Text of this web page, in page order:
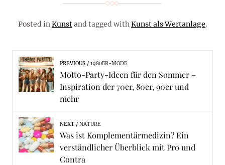
Posted inKunstand tagged withKunst als Wertanlage.
PREVIOUS 1980ER-MODE
Motto-Party-Ideen für den Sommer –
Inspiration der 70er, 80er, 90er und
mehr
NEXT NATURE
Was ist Komplementärmedizin? Ein
verständlicher Überblick mit Pro und
Contra